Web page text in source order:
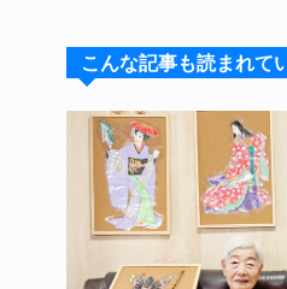
s
k
y
a
d
s
こんな記事も読まれて